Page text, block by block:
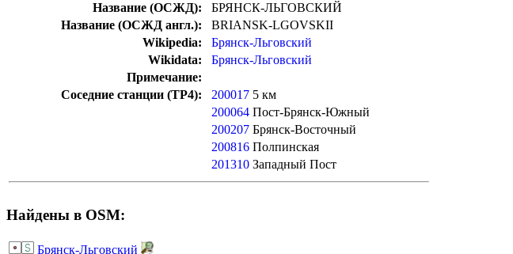
Название (ОСЖД):
БРЯНСК-ЛЬГОВСКИЙ
Название (ОСЖД англ.):
BRIANSK-LGOVSKII
Wikipedia:
Брянск-Льговский
Wikidata:
Брянск-Льговский
Примечание:
Соседние станции (ТР4):
200017 5 км
200064 Пост-Брянск-Южный
200207 Брянск-Восточный
200816 Полпинская
201310 Западный Пост
Найдены в OSM:
Брянск-Льговский